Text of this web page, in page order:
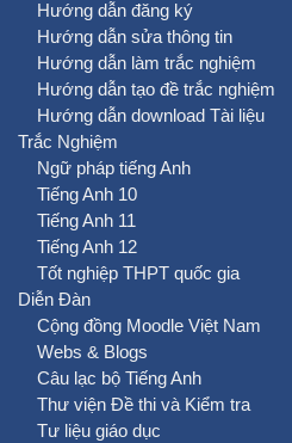
Hướng dẫn đăng ký
Hướng dẫn sửa thông tin
Hướng dẫn làm trắc nghiệm
Hướng dẫn tạo đề trắc nghiệm
Hướng dẫn download Tài liệu
Trắc Nghiệm
Ngữ pháp tiếng Anh
Tiếng Anh 10
Tiếng Anh 11
Tiếng Anh 12
Tốt nghiệp THPT quốc gia
Diễn Đàn
Cộng đồng Moodle Việt Nam
Webs & Blogs
Câu lạc bộ Tiếng Anh
Thư viện Đề thi và Kiểm tra
Tư liệu giáo dục